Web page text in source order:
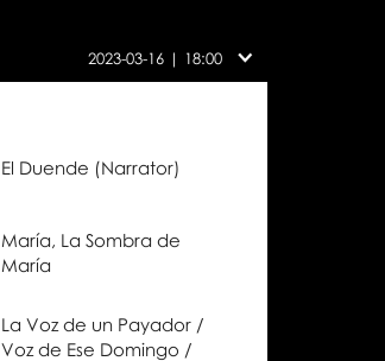
dniu:2023-03-16 | 18:00
El Duende (Narrator)
María, La Sombra de
María
La Voz de un Payador /
Voz de Ese Domingo /